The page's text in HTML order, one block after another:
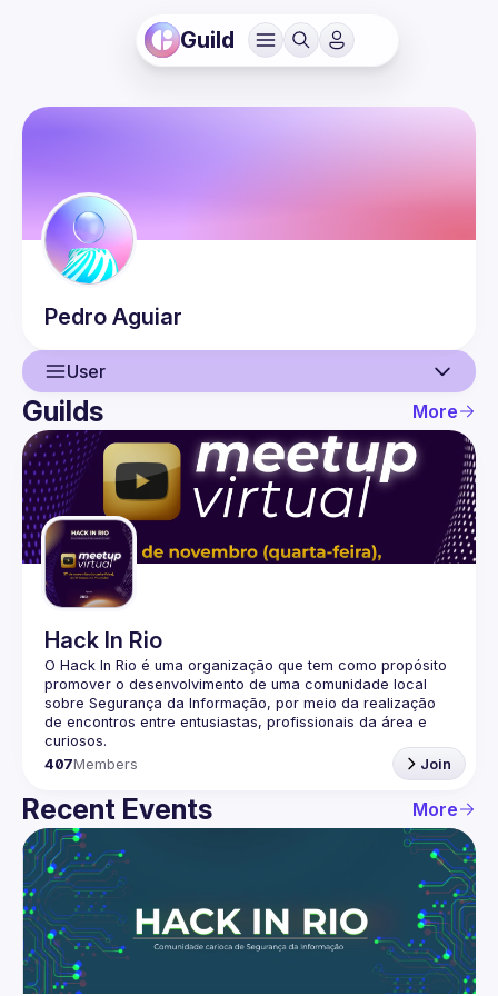
Guild
Pedro Aguiar
User
User
Events
Guilds
Guilds More
Hack In Rio
O Hack In Rio é uma organização que tem como propósito
promover o desenvolvimento de uma comunidade local
sobre Segurança da Informação, por meio da realização
de encontros entre entusiastas, profissionais da área e
407Members Join
Recent Events More